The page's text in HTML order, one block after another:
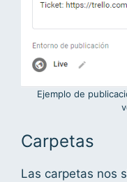
Ejemplo de
Carpetas
Las carpetas nos